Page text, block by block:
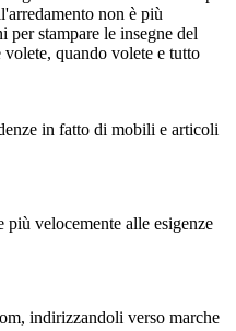
non è più
per stampare le insegne del
quando volete e tutto
in fatto di mobili e articoli
velocemente alle esigenze
indirizzandoli verso marche